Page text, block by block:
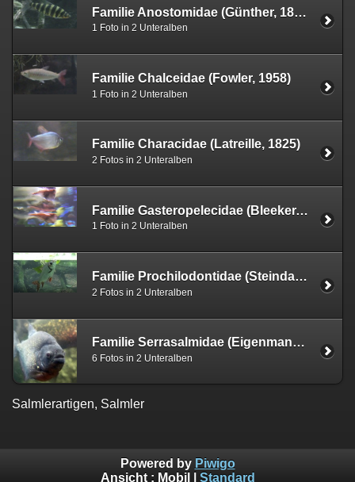
Familie Anostomidae (Günther, 1864)
1 Foto in 2 Unteralben
Familie Chalceidae (Fowler, 1958)
1 Foto in 2 Unteralben
Familie Characidae (Latreille, 1825)
2 Fotos in 2 Unteralben
Familie Gasteropelecidae (Bleeker, 1859)
1 Foto in 2 Unteralben
Familie Prochilodontidae (Steindachner, 1879)
2 Fotos in 2 Unteralben
Familie Serrasalmidae (Eigenmann, 1915)
6 Fotos in 2 Unteralben
Salmlerartigen, Salmler
Powered by Piwigo
Ansicht : Mobil Standard